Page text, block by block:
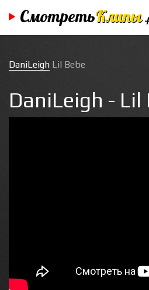
СмотретьКлипы
DaniLeigh Lil Bebe
DaniLeigh - Lil